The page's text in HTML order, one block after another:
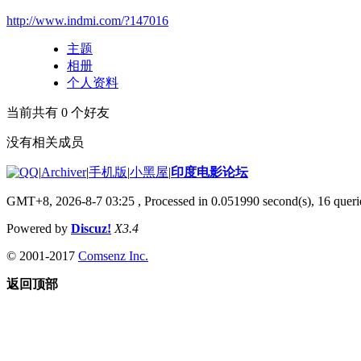
http://www.indmi.com/?147016
主题
相册
个人资料
当前共有 0 个好友
没有相关成员
|Archiver|手机版|小黑屋|印度电影论坛
GMT+8, 2026-8-7 03:25 , Processed in 0.051990 second(s), 16
Powered by Discuz! X3.4
© 2001-2017 Comsenz Inc.
返回顶部